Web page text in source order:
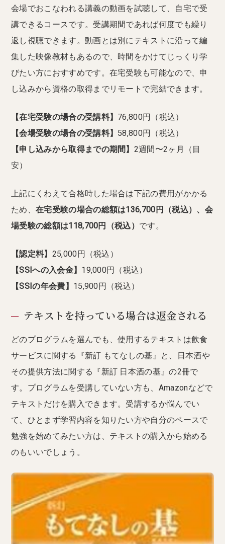
会場でおこなわれる講義の動画を試聴して、自宅で受
講できるコースです。受講期間であれば何度でも繰り
返し視聴できます。動画とは別にテキストに沿って編
集した映像教材もあるので、時間をかけてじっくり学
びたい方におすすめです。在宅受験も可能なので、申
し込みから資格の取得までリモートで完結できます。
【在宅受験の場合の受講料】 76,800円（税込）
【会場受験の場合の受講料】 58,800円（税込）
【申し込みから取得までの期間】 2週間〜2ヶ月（目
安）
上記にくわえて合格時した場合は下記の費用がかかる
ため、 在宅受験の場合の総額は136,700円（税込）、会
場受験の総額は118,700円（税込） です。
【認定料】 25,000円（税込）
【SSIへの入会金】 19,000円（税込）
【SSIの年会費】 15,900円（税込）
テキストを持っている場合は返金される
どのプログラムを選んでも、使用するテキストは飲食
サービスに関する『新訂 もてなしの基』と、日本酒や
その提供方法に関する『新訂 日本酒の基』の2冊で
す。プログラムを受講していない方も、Amazonなどで
テキストだけを購入できます。受講するか悩んでい
て、ひとまず学習内容を知りたい方や自分のペースで
勉強を始めてみたい方は、テキストの購入から始める
のもいいでしょう。